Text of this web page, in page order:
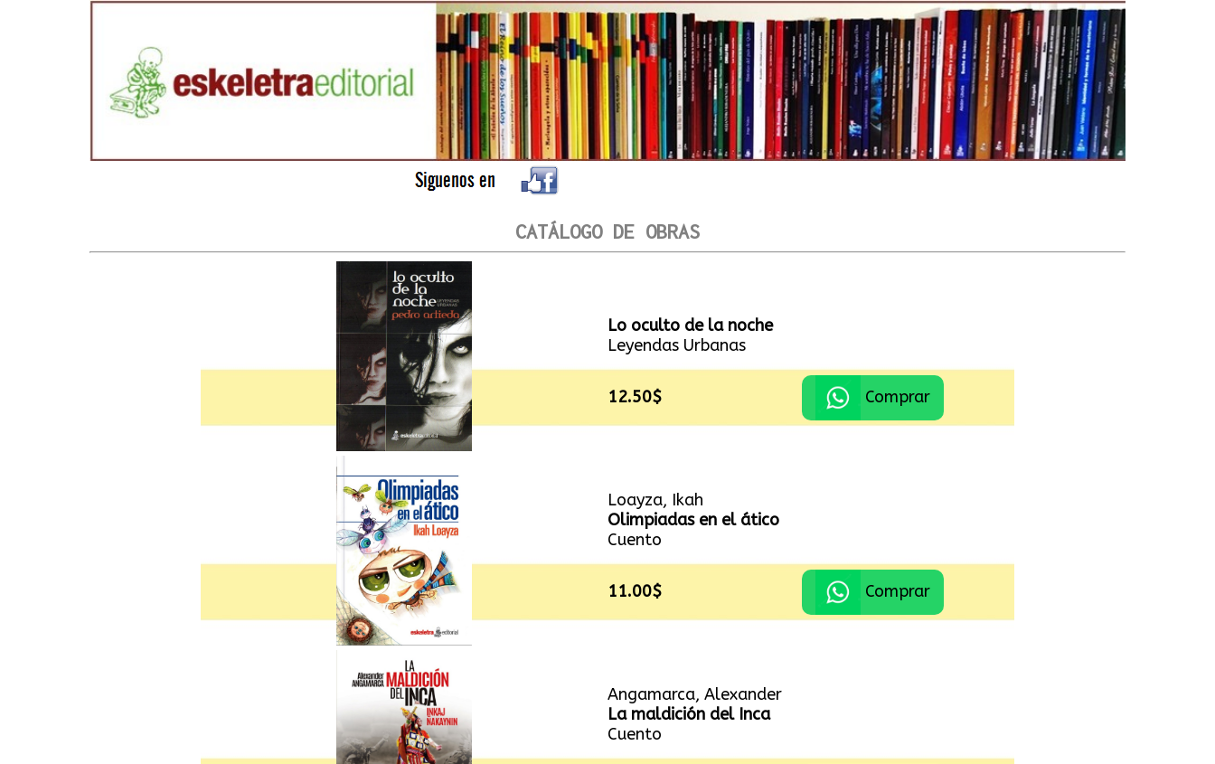
CATÁLOGO DE OBRAS
Lo oculto de la noche
Leyendas Urbanas
12.50$ Comprar
Loayza, Ikah
Olimpiadas en el ático
Cuento
11.00$ Comprar
Angamarca, Alexander
La maldición del Inca
Cuento